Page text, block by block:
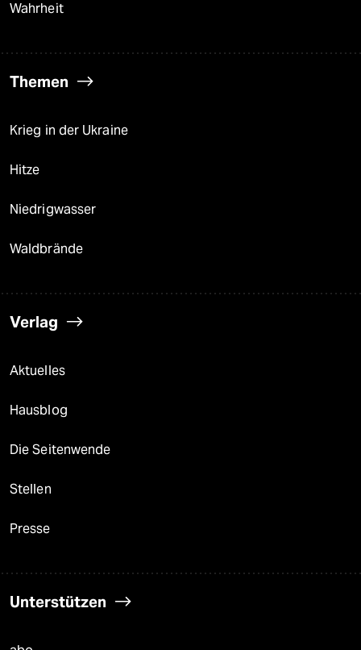
Wahrheit
Themen
Krieg in der Ukraine
Hitze
Niedrigwasser
Waldbrände
Verlag
Aktuelles
Hausblog
Die Seitenwende
Stellen
Presse
Unterstützen